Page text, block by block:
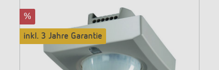
die optional erhältliche Service-Fernbedienung
SendoPro 868-A.
%
inkl. 3 Jahre Garantie